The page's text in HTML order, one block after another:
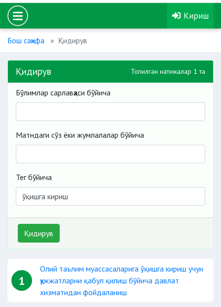
Кириш
Бош саҳифа Қидирув
Қидирув Топилган натижалар 1 та
Бўлимлар сарлавҳаси бўйича
Матндаги сўз ёки жумлалалар бўйича
Тег бўйича
Қидирув
1
Олий таълим муассасаларига ўқишга кириш учун
ҳужжатларни қабул қилиш бўйича давлат
хизматидан фойдаланиш